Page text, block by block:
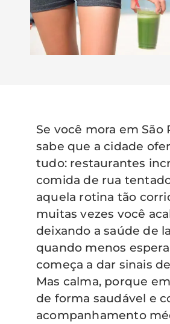
Se você mora em São
sabe que a cidade
tudo: restaurantes
comida de rua
aquela rotina tão
muitas vezes você
deixando a saúde de
quando menos
começa a dar sinais
Mas calma, porque
de forma saudável e
acompanhamento